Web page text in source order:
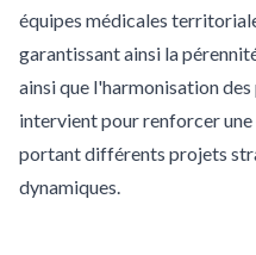
équipes médicales
garantissant ainsi la
ainsi que l'harmonisation
intervient pour renforcer
portant différents projets
dynamiques.